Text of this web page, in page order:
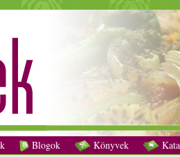
Vegán tejszínes-gombás tészta
Blogok Könyvek